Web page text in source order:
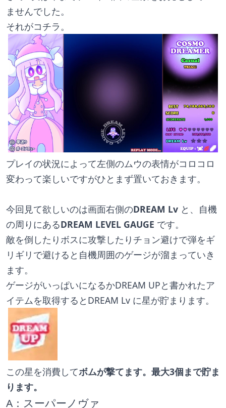
ませんでした。
それがコチラ。
プレイの状況によって左側のムウの表情がコロコロ
変わって楽しいですがひとまず置いておきます。
今回見て欲しいのは画面右側のDREAM Lv と、自機
の周りにあるDREAM LEVEL GAUGE です。
敵を倒したりボスに攻撃したりチョン避けで弾をギ
リギリで避けると自機周囲のゲージが溜まっていき
ます。
ゲージがいっぱいになるかDREAM UPと書かれたア
イテムを取得するとDREAM Lv に星が貯まります。
この星を消費してボムが撃てます。最大3個まで貯ま
ります。
A：スーパーノヴァ